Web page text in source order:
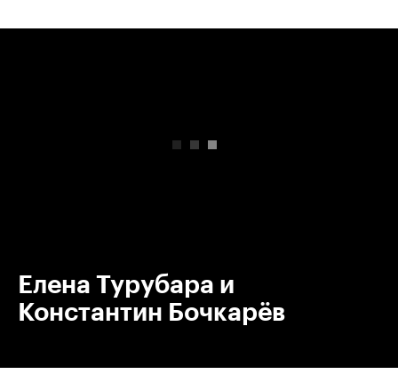
Елена Турубара и
Константин Бочкарёв